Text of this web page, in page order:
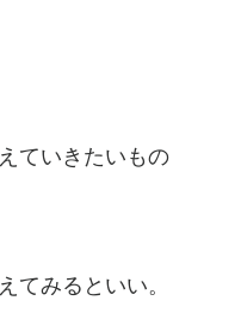
ていきたいもの
てみるといい。